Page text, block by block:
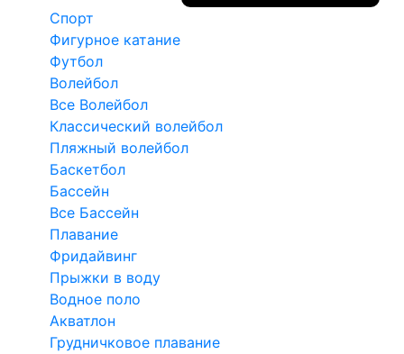
Спорт
Фигурное катание
Футбол
Волейбол
Все Волейбол
Классический волейбол
Пляжный волейбол
Баскетбол
Бассейн
Все Бассейн
Плавание
Фридайвинг
Прыжки в воду
Водное поло
Акватлон
Грудничковое плавание